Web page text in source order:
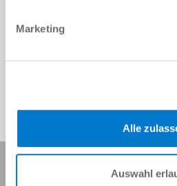
Marketing
Alle
Auswahl
Udostępnij tę